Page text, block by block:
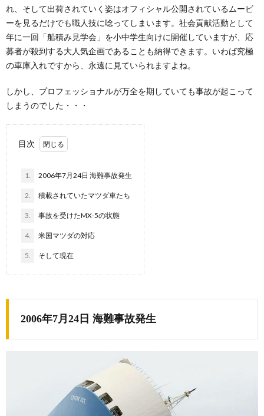
れ、そして出荷されていく姿はオフィシャル公開されているムービ
ーを見るだけでも職人技に唸ってしまいます。社会貢献活動として
年に一回「船積み見学会」を小中学生向けに開催していますが、応
募者が殺到する大人気企画であることも納得できます。いわば究極
の車庫入れですから、永遠に見ていられますよね。
しかし、プロフェッショナルが万全を期していても事故が起こって
しまうのでした・・・
目次
1. 2006年7月24日 海難事故発生
2. 積載されていたマツダ車たち
3. 事故を受けたMX-5の状態
4. 米国マツダの対応
5. そして現在
2006年7月24日 海難事故発生